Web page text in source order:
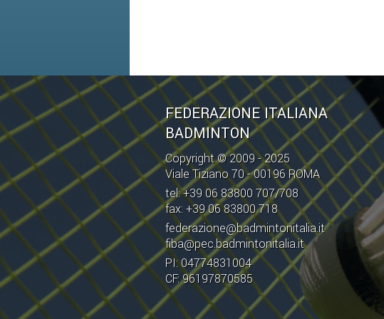
FEDERAZIONE ITALIANA
BADMINTON
Copyright © 2009 - 2025
Viale Tiziano 70 - 00196 ROMA
tel: +39 06 83800 707/708
fax: +39 06 83800 718
federazione@badmintonitalia.it
fiba@pec.badmintonitalia.it
PI: 04774831004
CF: 96197870585